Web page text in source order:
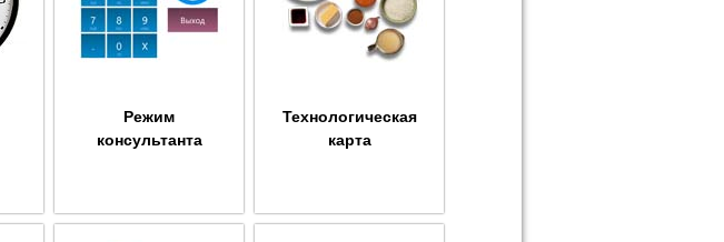
Режим
консультанта
Технологическая
карта